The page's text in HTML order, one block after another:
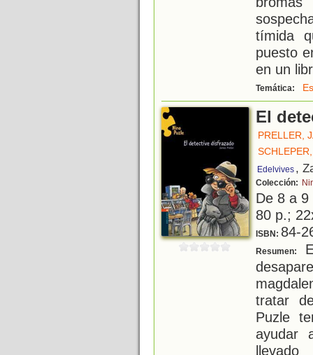
tímida
puesto
en un
Temática:
El
PRELLER,
Edelvives ,
Colección:
De 8 a
80 p.;
ISBN: 84-
Resumen:
tratar
Puzle
ayudar